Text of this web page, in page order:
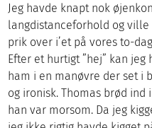
Jeg havde knapt nok
langdistanceforhold og
prik over i’et på vores to-
Efter et hurtigt ”hej” kan jeg
ham i en manøvre der set i
og ironisk. Thomas brød ind
han var morsom. Da jeg